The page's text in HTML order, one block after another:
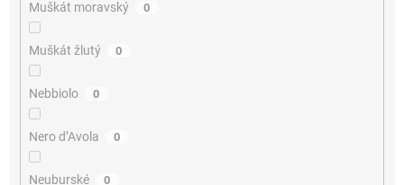
Muškát moravský 0
Muškát žlutý 0
Nebbiolo 0
Nero d’Avola 0
Neuburské 0